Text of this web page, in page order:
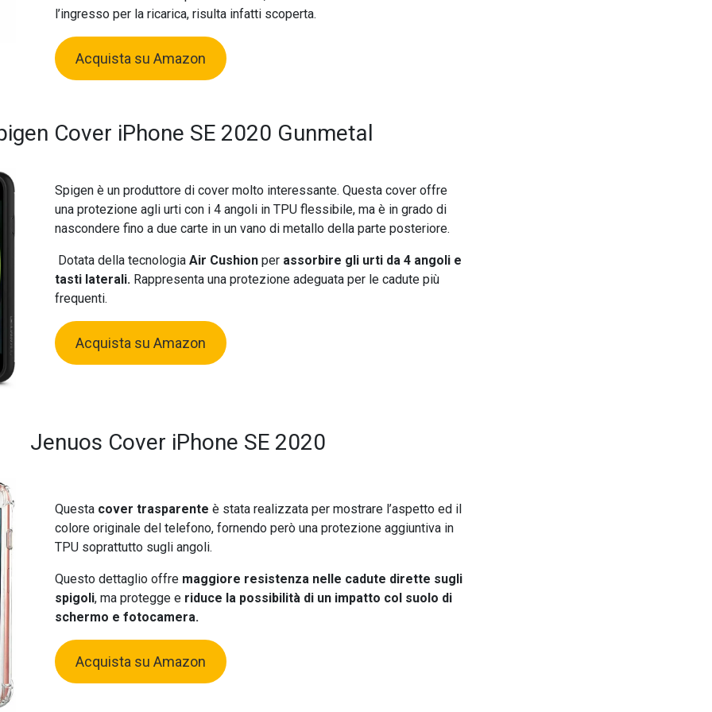
l’ingresso per la ricarica, risulta infatti scoperta.
Acquista su Amazon
Cover iPhone SE 2020 Gunmetal
Spigen è un produttore di cover molto interessante. Questa cover offre
una protezione agli urti con i 4 angoli in TPU flessibile, ma è in grado di
nascondere fino a due carte in un vano di metallo della parte posteriore.
Dotata della tecnologiaAir Cushion perassorbire gli urti da 4 angoli e
tasti laterali. Rappresenta una protezione adeguata per le cadute più
frequenti.
Acquista su Amazon
Jenuos Cover iPhone SE 2020
Questacover trasparente è stata realizzata per mostrare l’aspetto ed il
colore originale del telefono, fornendo però una protezione aggiuntiva in
TPU soprattutto sugli angoli.
Questo dettaglio offre maggiore resistenza nelle cadute dirette sugli
spigoli, ma protegge e riduce la possibilità di un impatto col suolo di
schermo e fotocamera.
Acquista su Amazon